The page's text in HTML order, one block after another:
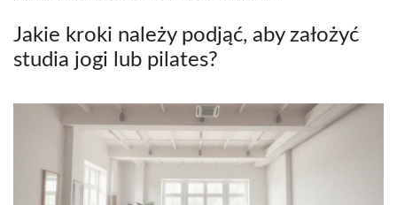
Jakie kroki należy podjąć, aby założyć
studia jogi lub pilates?